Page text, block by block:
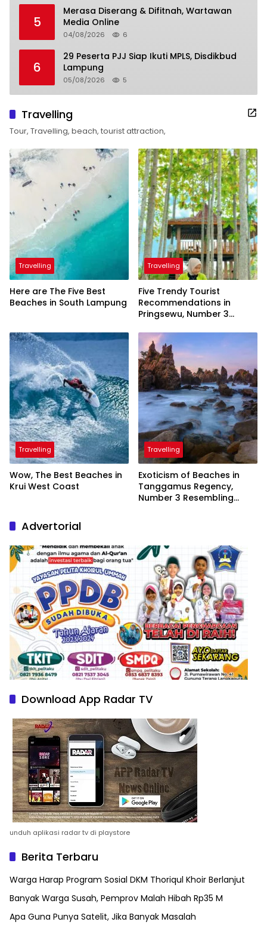
5
Merasa Diserang & Difitnah, Wartawan
Media Online
04/08/2026 6
6
29 Peserta PJJ Siap Ikuti MPLS, Disdikbud
Lampung
05/08/2026 5
Travelling
Tour, Travelling, beach, tourist attraction,
Travelling
Here are The Five Best
Beaches in South Lampung
Travelling
Five Trendy Tourist
Recommendations in
Pringsewu, Number 3
President
Travelling
Wow, The Best Beaches in
Krui West Coast
Travelling
Exoticism of Beaches in
Tanggamus Regency,
Number 3 Resembling
Advertorial
Download App Radar TV
unduh aplikasi radar tv di playstore
Berita Terbaru
Warga Harap Program Sosial DKM Thoriqul Khoir Berlanjut
Banyak Warga Susah, Pemprov Malah Hibah Rp35 M
Apa Guna Punya Satelit, Jika Banyak Masalah